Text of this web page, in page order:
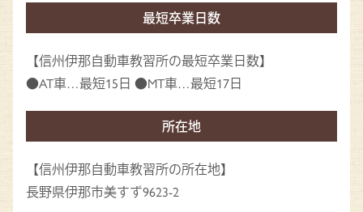
最短卒業日数
【信州伊那自動車教習所の最短卒業日数】
●AT車…最短15日 ●MT車…最短17日
所在地
【信州伊那自動車教習所の所在地】
長野県伊那市美すず9623-2